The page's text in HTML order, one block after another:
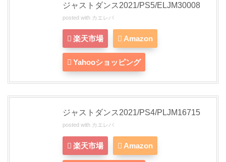
ジャストダンス2021/PS5/ELJM30008
posted with カエレバ
楽天市場 Amazon
Yahooショッピング
ジャストダンス2021/PS4/PLJM16715
posted with カエレバ
楽天市場 Amazon